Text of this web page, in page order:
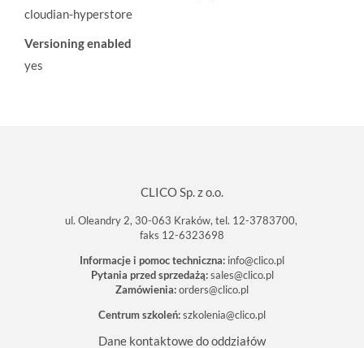
cloudian-hyperstore
Versioning enabled
yes
CLICO Sp. z o.o.
ul. Oleandry 2, 30-063 Kraków, tel. 12-3783700,
faks 12-6323698
Informacje i pomoc techniczna: info@clico.pl
Pytania przed sprzedażą: sales@clico.pl
Zamówienia:orders@clico.pl
Centrum szkoleń:szkolenia@clico.pl
Dane kontaktowe do oddziałów